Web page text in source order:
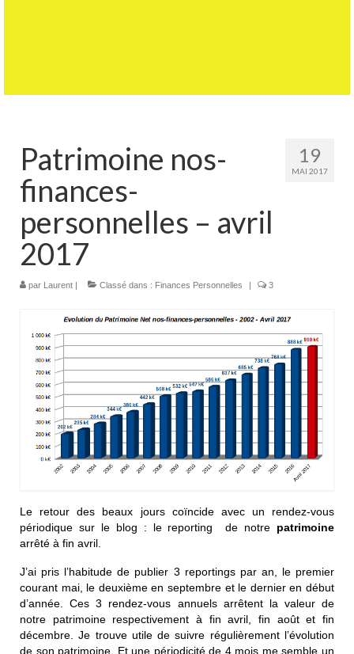
19
MAI 2017
Patrimoine nos-
finances-
personnelles – avril
2017
par Laurent | Classé dans : Finances Personnelles | 3
Le retour des beaux jours coïncide avec un rendez-vous
périodique sur le blog : le reporting de notre patrimoine
arrêté à fin avril.
J’ai pris l’habitude de publier 3 reportings par an, le premier
courant mai, le deuxième en septembre et le dernier en début
d’année. Ces 3 rendez-vous annuels arrêtent la valeur de
notre patrimoine respectivement à fin avril, fin août et fin
décembre. Je trouve utile de suivre régulièrement l’évolution
de son patrimoine. Et une périodicité de 4 mois me semble un